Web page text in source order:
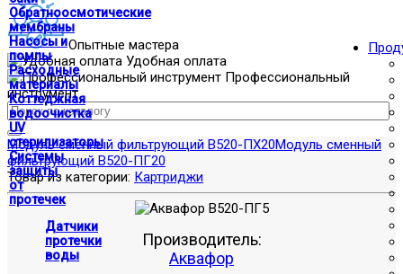
Обратноосмотические
мембраны
Насосы и
помпы
Расходные
материалы
Коттеджная
водоочистка
UV
стерилизаторы
Системы
защиты
от
протечек
Датчики
протечки
воды
Опытные мастера
Удобная оплата
Профессиональный
инструмент
Модуль сменный фильтрующий В520-ПХ20Модуль сменный
фильтрующий В520-ПГ20
Товар из категории: Картриджи
Производитель:
Аквафор